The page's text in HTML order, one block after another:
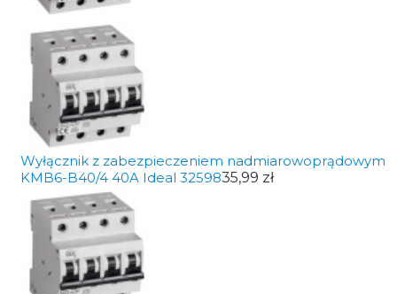
Wyłącznik z zabezpieczeniem nadmiarowoprądowym
KMB6-B40/4 40A Ideal 3259835,99 zł